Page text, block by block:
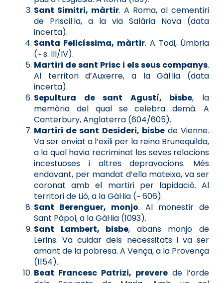
Sant Simitri, màrtir. A Roma, al cementiri
de Priscil·la, a la via Salària Nova (data
incerta).
Santa Felicíssima, màrtir. A Todi, Úmbria
(~ s. III/IV).
Martiri de sant Prisc i els seus companys.
Al territori d’Auxerre, a la Gàl·lia (data
incerta).
Sepultura de sant Agustí, bisbe, la
memòria del qual se celebra demà. A
Canterbury, Anglaterra (604/605).
Martiri de sant Desideri, bisbede Vienne.
Va ser enviat a l’exili per la reina Brunequilda,
a la qual havia recriminat les seves relacions
incestuoses i altres depravacions. Més
endavant, per mandat d’ella mateixa, va ser
coronat amb el martiri per lapidació. Al
territori de Lió, a la Gàl·lia (~ 606).
Sant Berenguer, monjo. Al monestir de
Sant Pàpol, a la Gàl·lia (1093).
Sant Lambert, bisbe, abans monjo de
Lerins. Va cuidar dels necessitats i va ser
amant de la pobresa. A Vença, a la Provença
(1154).
Beat Francesc Patrizi, prevere de l’orde